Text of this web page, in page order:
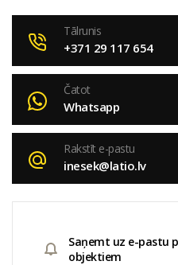
Tālrunis
+371 29 117 654
Čatot
Whatsapp
Rakstīt e-pastu
inesek@latio.lv
Saņemt uz e-pastu
objektiem